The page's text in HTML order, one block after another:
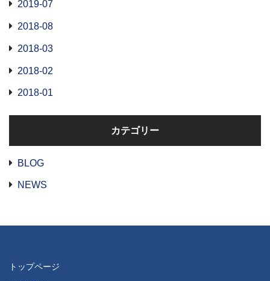
2019-07
2018-08
2018-03
2018-02
2018-01
カテゴリー
BLOG
NEWS
トップページ